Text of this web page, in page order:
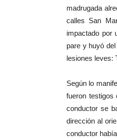
madrugada
calles San
impactado por
pare y huyó
lesiones leves:
Según lo
fueron
conductor se
dirección al
conductor